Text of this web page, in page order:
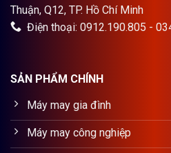
Thuận, Q12, TP. Hồ Chí Minh
Điện thoại: 0912.190.805 -
SẢN PHẨM CHÍNH
Máy may gia đình
Máy may công nghiệp